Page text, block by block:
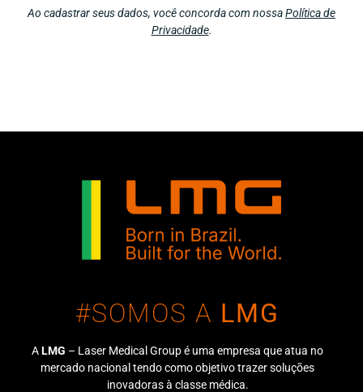
Ao cadastrar seus dados, você concorda com nossaPolítica de
Privacidade.
#SOMOS A LMG
ALMG – Laser Medical Group é uma empresa que atua no
mercado nacional tendo como objetivo trazer soluções
inovadoras à classe médica.